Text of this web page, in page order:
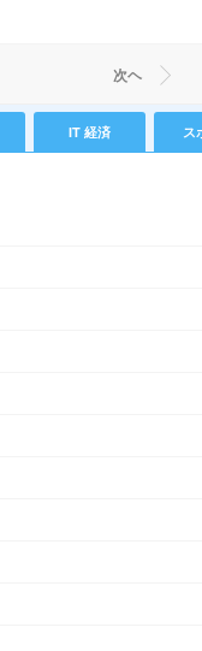
次ヘ
IT 経済 ス